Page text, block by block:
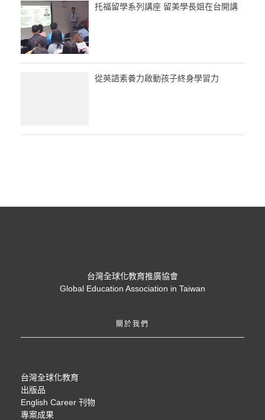
托福留學系列講座 留美學長姐在台開講
從英語素養力啟動孩子終身學習力
台灣全球化教育推廣協會
Global Education Association in Taiwan
關於我們
台灣全球化教育
出版品
English Career 刊物
專案成果